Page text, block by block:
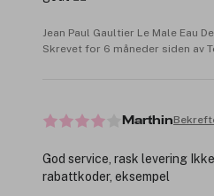
Jean Paul Gaultier Le Male Eau
Skrevet for 6 måneder siden av
Marthin
God service, rask levering
rabattkoder, eksempel